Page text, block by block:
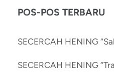
POS-POS TERBARU
SECERCAH HENING
SECERCAH HENING